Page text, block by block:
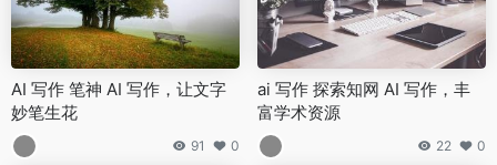
AI 写作 笔神 AI 写作，让文字
妙笔生花
91 0
ai 写作 探索知网 AI 写作，丰
富学术资源
22 0